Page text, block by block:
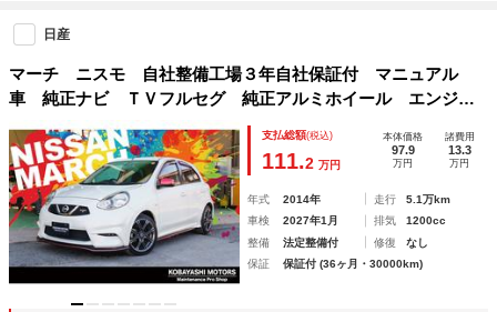
日産
マーチ ニスモ 自社整備工場３年自社保証付 マニュアル
車 純正ナビ ＴＶフルセグ 純正アルミホイール エンジン
オイル交換ワコーズ使用 バッテリー新品 クラッチ残有 エ
アクリーナー新品 ブレーキフルード交換ＤＯＴ４使用
支払総額(税込)
111.2 万円
本体価格
97.9
万円
諸費用
13.3
万円
年式 2014年 走行
5.1万km
車検
2027年1月 排気
1200cc
整備
法定整備付 修復
なし
保証
保証付 (36ヶ月・30000km)